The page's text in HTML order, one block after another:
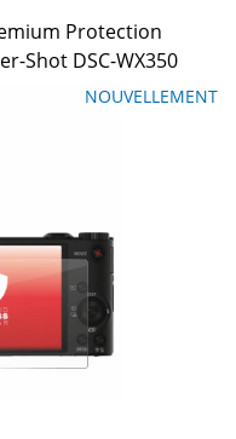
Protection
Shot DSC-WX350
NOUVELLEMENT